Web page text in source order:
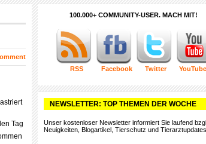
Tag
100.000+ COMMUNITY-USER. MACH MIT!
RSS Facebook Twitter YouTube
NEWSLETTER: TOP THEMEN DER WOCHE
Unser kostenloser Newsletter informiert Sie laufend
Neuigkeiten, Blogartikel, Tierschutz und